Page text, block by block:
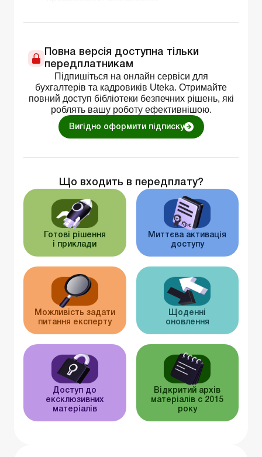
Повна версія доступна тільки
передплатникам
Підпишіться на онлайн сервіси для
бухгалтерів та кадровиків Uteka. Отримайте
повний доступ бібліотеки безпечних рішень, які
роблять вашу роботу ефективнішою.
Вигідно оформити підписку
Що входить в передплату?
Готові рішення
і приклади
Миттєва активація
доступу
Можливість задати
питання експерту
Щоденні
оновлення
Доступ до
ексклюзивних
матеріалів
Відкритий архів
матеріалів c 2015
року